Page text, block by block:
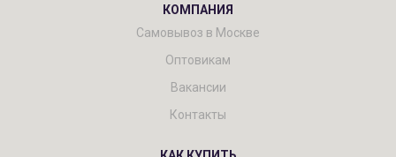
КОМПАНИЯ
Самовывоз в Москве
Оптовикам
Вакансии
Контакты